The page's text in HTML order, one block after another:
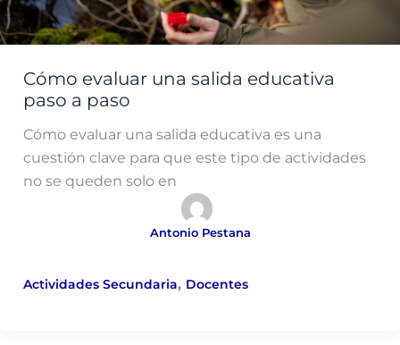
Cómo evaluar una salida educativa
paso a paso
Cómo evaluar una salida educativa es una
cuestión clave para que este tipo de actividades
no se queden solo en
Antonio Pestana
Actividades Secundaria, Docentes